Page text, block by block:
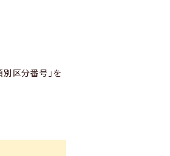
別区分番号」を